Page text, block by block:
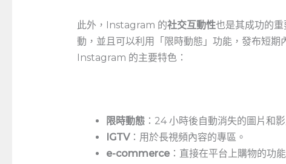
此外，Instagram 的社交互動性也是其成功的
動，並且可以利用「限時動態」功能，發布短
Instagram 的主要特色：
限時動態：24 小時後自動消失的圖片和影
IGTV：用於長視頻內容的專區。
e-commerce：直接在平台上購物的功能